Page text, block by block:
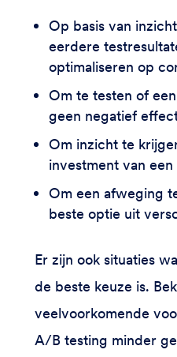
Op basis van
eerdere
optimaliseren op
Om te testen of
geen negatief
Om inzicht te
investment van
Om een afweging
beste optie uit
Er zijn ook situaties
de beste keuze is.
veelvoorkomende
A/B testing minder